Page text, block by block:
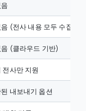
음 (전사 내용 모두 수집)
음 (클라우드 기반)
전사만 지원
내보내기 옵션